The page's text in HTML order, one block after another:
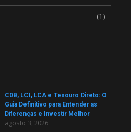
(1)
CDB, LCI, LCA e Tesouro Direto: O
Guia Definitivo para Entender as
Diferenças e Investir Melhor
agosto 3, 2026